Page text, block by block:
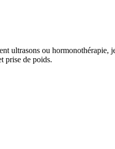
ultrasons ou hormonothérapie,
prise de poids.